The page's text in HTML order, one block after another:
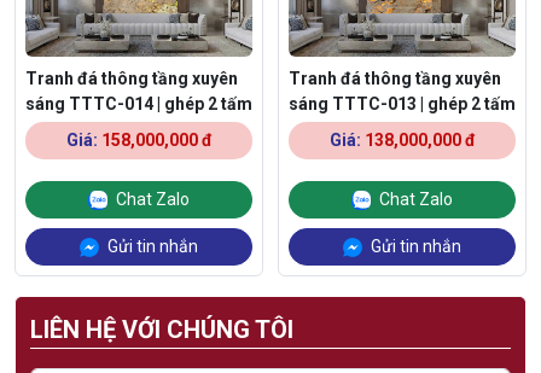
Tranh đá thông tầng xuyên
sáng TTTC-014 | ghép 2 tấm
Giá: 158,000,000 đ
Chat Zalo
Gửi tin nhắn
Tranh đá thông tầng xuyên
sáng TTTC-013 | ghép 2 tấm
Giá: 138,000,000 đ
Chat Zalo
Gửi tin nhắn
LIÊN HỆ VỚI CHÚNG TÔI